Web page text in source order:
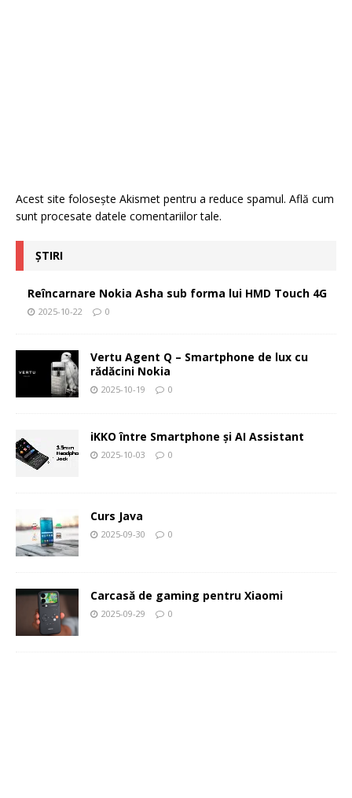
Acest site folosește Akismet pentru a reduce spamul. Află cum
sunt procesate datele comentariilor tale.
ȘTIRI
Reîncarnare Nokia Asha sub forma lui HMD Touch 4G
2025-10-22 0
Vertu Agent Q – Smartphone de lux cu
rădăcini Nokia
2025-10-19 0
iKKO între Smartphone și AI Assistant
2025-10-03 0
Curs Java
2025-09-30 0
Carcasă de gaming pentru Xiaomi
2025-09-29 0